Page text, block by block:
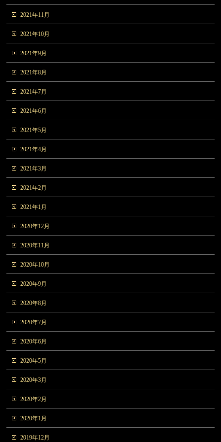
2021年11月
2021年10月
2021年9月
2021年8月
2021年7月
2021年6月
2021年5月
2021年4月
2021年3月
2021年2月
2021年1月
2020年12月
2020年11月
2020年10月
2020年9月
2020年8月
2020年7月
2020年6月
2020年5月
2020年3月
2020年2月
2020年1月
2019年12月